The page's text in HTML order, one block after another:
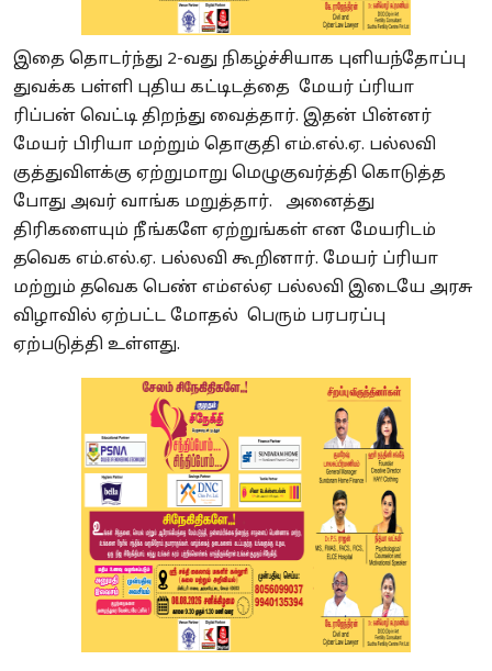
இதை தொடர்ந்து 2-வது நிகழ்ச்சியாக புளியந்தோப்பு
துவக்க பள்ளி புதிய கட்டிடத்தை மேயர் ப்ரியா
ரிப்பன் வெட்டி திறந்து வைத்தார். இதன் பின்னர்
மேயர் பிரியா மற்றும் தொகுதி எம்.எல்.ஏ. பல்லவி
குத்துவிளக்கு ஏற்றுமாறு மெழுகுவர்த்தி கொடுத்த
போது அவர் வாங்க மறுத்தார். அனைத்து
திரிகளையும் நீங்களே ஏற்றுங்கள் என மேயரிடம்
தவெக எம்.எல்.ஏ. பல்லவி கூறினார். மேயர் ப்ரியா
மற்றும் தவெக பெண் எம்எல்ஏ பல்லவி இடையே அரசு
விழாவில் ஏற்பட்ட மோதல் பெரும் பரபரப்பு
ஏற்படுத்தி உள்ளது.